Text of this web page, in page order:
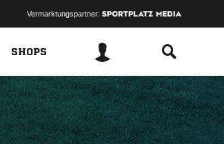
Vermarktungspartner:
SHOPS